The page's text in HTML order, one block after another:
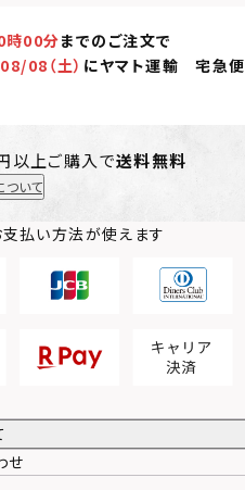
時00分までのご注文で
08（土） にヤマト運輸 宅急便
以上ご購入で送料無料
ついて
支払い方法が使えます
せ